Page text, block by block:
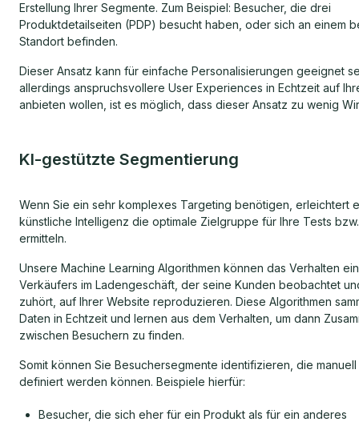
Erstellung Ihrer Segmente. Zum Beispiel: Besucher, die drei
Produktdetailseiten (PDP) besucht haben, oder sich an einem
Standort befinden.
Dieser Ansatz kann für einfache Personalisierungen geeignet
allerdings anspruchsvollere User Experiences in Echtzeit auf
anbieten wollen, ist es möglich, dass dieser Ansatz zu wenig
KI-gestützte Segmentierung
Wenn Sie ein sehr komplexes Targeting benötigen, erleichtert
künstliche Intelligenz die optimale Zielgruppe für Ihre Tests
ermitteln.
Unsere Machine Learning Algorithmen können das Verhalten
Verkäufers im Ladengeschäft, der seine Kunden beobachtet
zuhört, auf Ihrer Website reproduzieren. Diese Algorithmen
Daten in Echtzeit und lernen aus dem Verhalten, um dann
zwischen Besuchern zu finden.
Somit können Sie Besuchersegmente identifizieren, die manuell
definiert werden können. Beispiele hierfür:
Besucher, die sich eher für ein Produkt als für ein anderes